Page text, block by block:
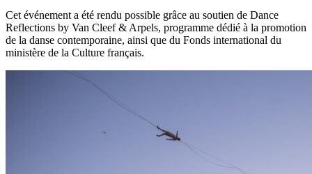
Cet événement a été rendu possible grâce au soutien de Dance
Reflections by Van Cleef & Arpels, programme dédié à la promotion
de la danse contemporaine, ainsi que du Fonds international du
ministère de la Culture français.